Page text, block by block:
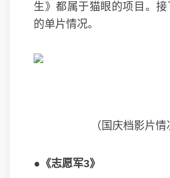
生》都属于猫眼的项目。
的单片情况。
（国庆档影片情
●《志愿军3》